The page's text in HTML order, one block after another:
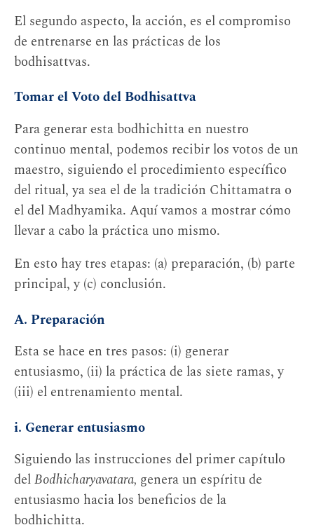
El segundo aspecto, la acción, es el compromiso
de entrenarse en las prácticas de los
bodhisattvas.
Tomar el Voto del Bodhisattva
Para generar esta bodhichitta en nuestro
continuo mental, podemos recibir los votos de un
maestro, siguiendo el procedimiento específico
del ritual, ya sea el de la tradición Chittamatra o
el del Madhyamika. Aquí vamos a mostrar cómo
llevar a cabo la práctica uno mismo.
En esto hay tres etapas: (a) preparación, (b) parte
principal, y (c) conclusión.
A. Preparación
Esta se hace en tres pasos: (i) generar
entusiasmo, (ii) la práctica de las siete ramas, y
(iii) el entrenamiento mental.
i. Generar entusiasmo
Siguiendo las instrucciones del primer capítulo
delBodhicharyavatara, genera un espíritu de
entusiasmo hacia los beneficios de la
bodhichitta.